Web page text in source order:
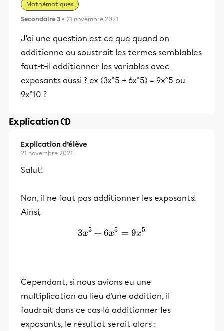
Mathématiques
Secondaire 3 • 21 novembre 2021
J’ai une question est ce que quand on
additionne ou soustrait les termes semblables
faut-t-il additionner les variables avec
exposants aussi ? ex (3x^5 + 6x^5) = 9x^5 ou
9x^10 ?
Explication (1)
Explication d’élève
21 novembre 2021
Salut!
Non, il ne faut pas additionner les exposants!
Ainsi,
3x^5 + 6x^5 = 9x^5
3x5 + 6x5 = 9x5
Cependant, si nous avions eu une
multiplication au lieu d'une addition, il
faudrait dans ce cas-là additionner les
exposants, le résultat serait alors :